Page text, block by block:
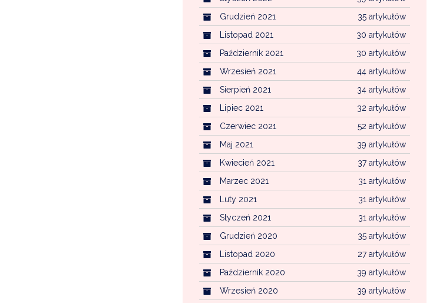
35 artykułów
Grudzień 2021
30 artykułów
Listopad 2021
30 artykułów
Październik 2021
44 artykułów
Wrzesień 2021
34 artykułów
Sierpień 2021
32 artykułów
Lipiec 2021
52 artykułów
Czerwiec 2021
39 artykułów
Maj 2021
37 artykułów
Kwiecień 2021
31 artykułów
Marzec 2021
31 artykułów
Luty 2021
31 artykułów
Styczeń 2021
35 artykułów
Grudzień 2020
27 artykułów
Listopad 2020
39 artykułów
Październik 2020
39 artykułów
Wrzesień 2020